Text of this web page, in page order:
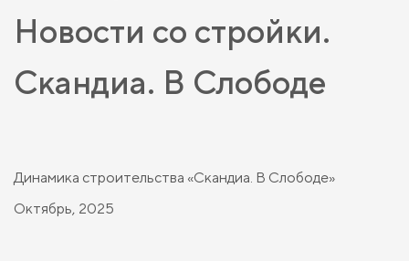
Новости со стройки.
Скандиа. В Слободе
Динамика строительства «Скандиа. В Слободе»
Октябрь, 2025